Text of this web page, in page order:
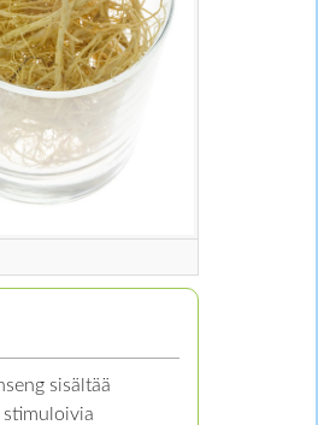
sisältää
stimuloivia